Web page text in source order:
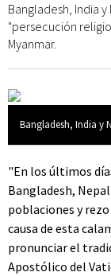
Bangladesh, India
"persecución
Myanmar.
Bangladesh, India y
"En los últimos
Bangladesh,
poblaciones y
causa de esta
pronunciar el
Apostólico del